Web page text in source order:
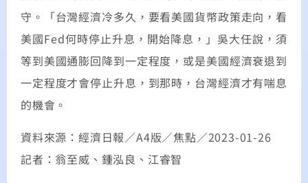
守。「台灣經濟冷多久，要看美國貨幣政策走向，看
美國Fed何時停止升息，開始降息，」吳大任說，須
等到美國通膨回降到一定程度，或是美國經濟衰退到
一定程度才會停止升息，到那時，台灣經濟才有喘息
的機會。
資料來源：經濟日報／A4版／焦點／2023-01-26
記者： 翁至威、鍾泓良、江睿智